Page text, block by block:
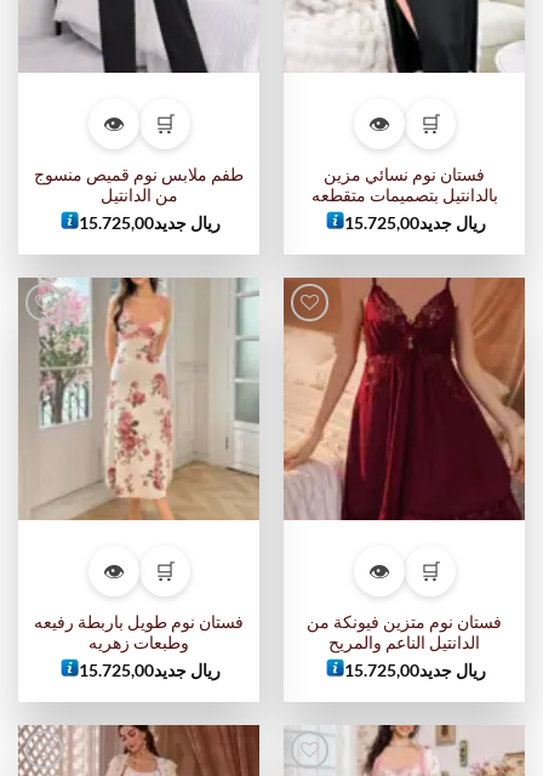
🛒
👁
فستان نوم نسائي مزين
بالدانتيل بتصميمات متقطعه
ريال جديد15.725,00
🛒
👁
طفم ملابس نوم قميص منسوج
من الدانتيل
ريال جديد15.725,00
أضف
الرغبات
🛒
👁
فستان نوم متزين فيونكة من
الدانتيل الناعم والمريح
ريال جديد15.725,00
أضف
إلى
قائمة
الرغبات
🛒
👁
فستان نوم طويل باربطة رفيعه
وطبعات زهريه
ريال جديد15.725,00